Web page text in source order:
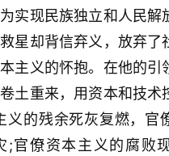
实现民族独立和人民解
星却背信弃义，放弃了
主义的怀抱。在他的引
土重来，用资本和技术
义的残余死灰复燃，官
;官僚资本主义的腐败